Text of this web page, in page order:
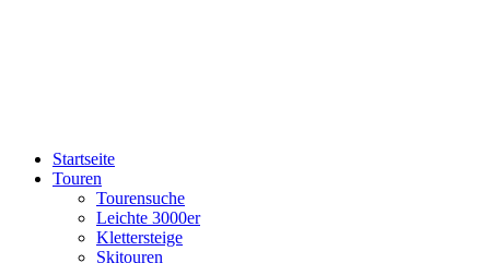
Startseite
Touren
Tourensuche
Leichte 3000er
Klettersteige
Skitouren